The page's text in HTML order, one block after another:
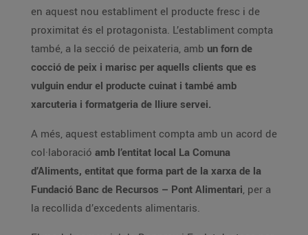
en aquest nou establiment el producte fresc i de
proximitat és el protagonista. L’establiment compta
també, a la secció de peixateria, amb un forn de
cocció de peix i marisc per aquells clients que es
vulguin endur el producte cuinat i també amb
xarcuteria i formatgeria de lliure servei.
A més, aquest establiment compta amb un acord de
col·laboració amb l’entitat local La Comuna
d’Aliments, entitat que forma part de la xarxa de la
Fundació Banc de Recursos – Pont Alimentari, per a
la recollida d’excedents alimentaris.